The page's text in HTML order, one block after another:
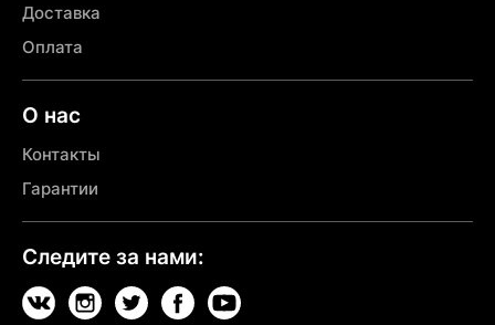
Доставка
Оплата
О нас
Контакты
Гарантии
Следите за нами: